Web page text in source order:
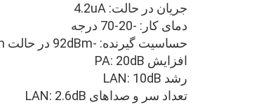
جریان در حالت: 4.2uA
دمای کار: -20-70 درجه
حساسیت گیرنده: -92dBm در حالت 2Mbps، -95dBm در حالت 1Mbps، -104dBm در حالت 250kbps
افزایش PA: 20dB
رشد LAN: 10dB
تعداد سر و صداهای LAN: 2.6dB